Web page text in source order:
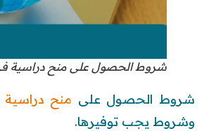
شروط الحصول على منح دراسية في
شروط الحصول على منح دراسية
وشروط يجب توفيرها.